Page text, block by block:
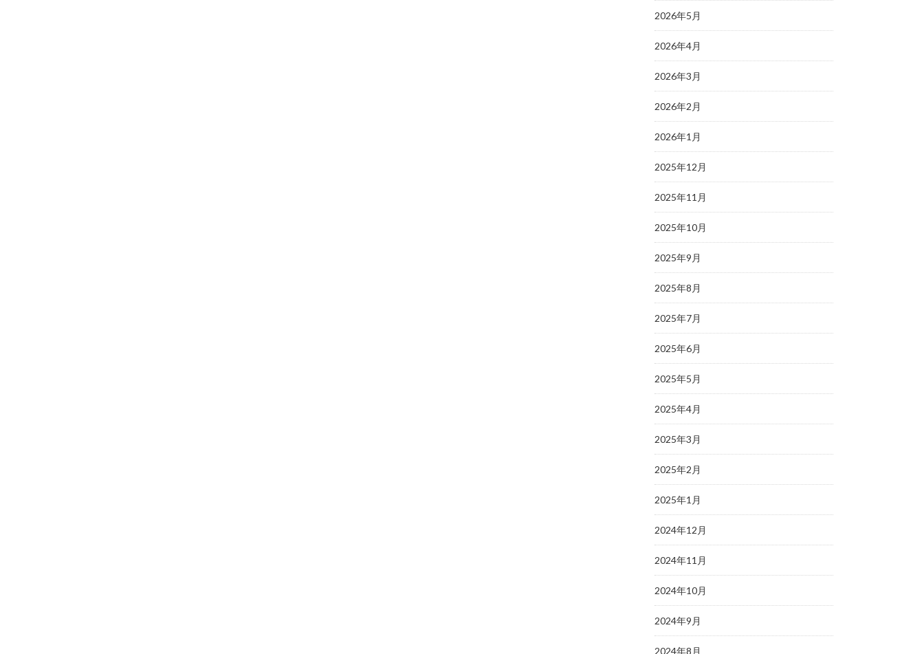
2026年5月
2026年4月
2026年3月
2026年2月
2026年1月
2025年12月
2025年11月
2025年10月
2025年9月
2025年8月
2025年7月
2025年6月
2025年5月
2025年4月
2025年3月
2025年2月
2025年1月
2024年12月
2024年11月
2024年10月
2024年9月
2024年8月